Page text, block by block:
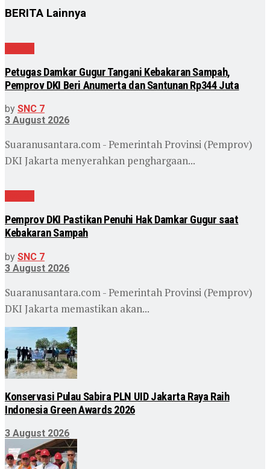
BERITA Lainnya
Petugas Damkar Gugur Tangani Kebakaran Sampah,
Pemprov DKI Beri Anumerta dan Santunan Rp344 Juta
by SNC 7
3 August 2026
Suaranusantara.com - Pemerintah Provinsi (Pemprov)
DKI Jakarta menyerahkan penghargaan...
Pemprov DKI Pastikan Penuhi Hak Damkar Gugur saat
Kebakaran Sampah
by SNC 7
3 August 2026
Suaranusantara.com - Pemerintah Provinsi (Pemprov)
DKI Jakarta memastikan akan...
Konservasi Pulau Sabira PLN UID Jakarta Raya Raih
Indonesia Green Awards 2026
3 August 2026